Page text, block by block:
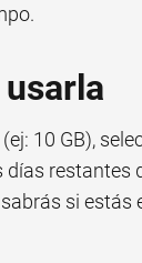
10 GB),
restantes
si